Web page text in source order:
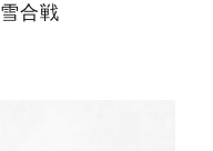
雪合戦